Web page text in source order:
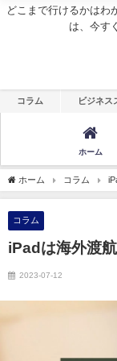
どこまで行けるかはわ
は、今す
コラム ビジネス
ホーム
ホーム コラム
コラム
iPadは海外渡
2023-07-12